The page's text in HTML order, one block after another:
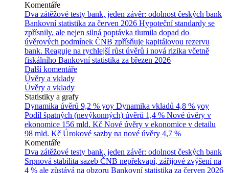
Komentáře
Dva zátěžové testy bank, jeden závěr: odolnost českých bank
Bankovní statistika za červen 2026 Hypoteční standardy se
zpřísnily, ale nejen silná poptávka tlumila dopad do
úvěrových podmínek ČNB zpřísňuje kapitálovou rezervu
bank. Reaguje na rychlejší růst úvěrů i nová rizika včetně
fiskálního Bankovní statistika za březen 2026
Další komentáře
Úvěry a vklady
Úvěry a vklady
Statistiky a grafy
Dynamika úvěrů 9,2 % yoy Dynamika vkladů 4,8 % yoy
Podíl špatných (nevýkonných) úvěrů 1,4 % Nové úvěry v
ekonomice 156 mld. Kč Nové úvěry v ekonomice v detailu
98 mld. Kč Úrokové sazby na nové úvěry 4,7 %
Komentáře
Dva zátěžové testy bank, jeden závěr: odolnost českých bank
Srpnová stabilita sazeb ČNB nepřekvapí, zářijové zvýšení na
4 % ale zůstává na obzoru Bankovní statistika za červen 2026